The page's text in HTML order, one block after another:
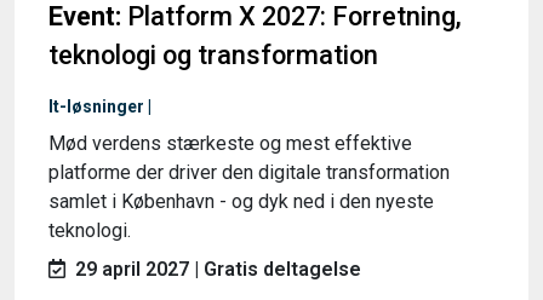
Event: Platform X 2027: Forretning,
teknologi og transformation
It-løsninger |
Mød verdens stærkeste og mest effektive
platforme der driver den digitale transformation
samlet i København - og dyk ned i den nyeste
teknologi.
29 april 2027 | Gratis deltagelse